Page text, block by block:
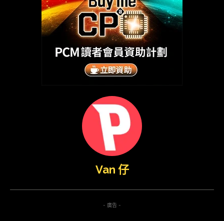
Van 仔
- 廣告 -